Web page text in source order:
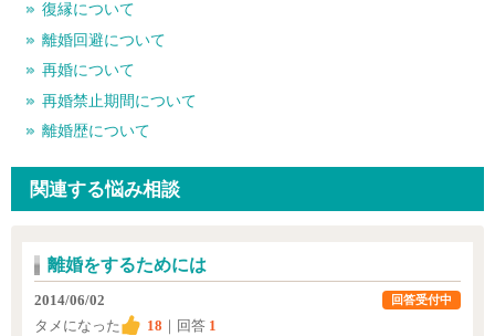
復縁について
離婚回避について
再婚について
再婚禁止期間について
離婚歴について
関連する悩み相談
離婚をするためには
2014/06/02
タメになった
18 ｜回答 1
回答受付中